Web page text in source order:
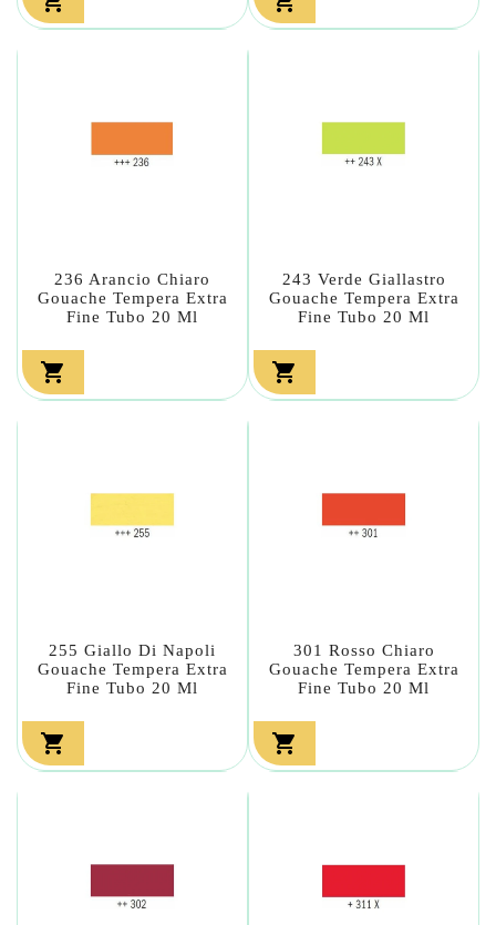
236 Arancio Chiaro
Gouache Tempera Extra
Fine Tubo 20 Ml

243 Verde Giallastro
Gouache Tempera Extra
Fine Tubo 20 Ml

255 Giallo Di Napoli
Gouache Tempera Extra
Fine Tubo 20 Ml

301 Rosso Chiaro
Gouache Tempera Extra
Fine Tubo 20 Ml
